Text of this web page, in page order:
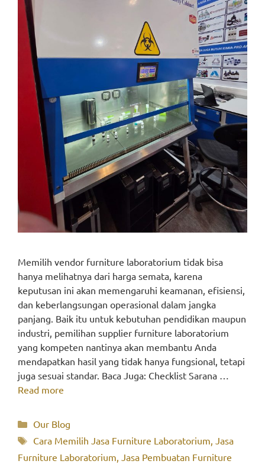
Memilih vendor furniture laboratorium tidak bisa
hanya melihatnya dari harga semata, karena
keputusan ini akan memengaruhi keamanan, efisiensi,
dan keberlangsungan operasional dalam jangka
panjang. Baik itu untuk kebutuhan pendidikan maupun
industri, pemilihan supplier furniture laboratorium
yang kompeten nantinya akan membantu Anda
mendapatkan hasil yang tidak hanya fungsional, tetapi
juga sesuai standar. Baca Juga: Checklist Sarana …
Read more
Categories
Our Blog
Tags
Cara Memilih Jasa Furniture Laboratorium, Jasa
Furniture Laboratorium, Jasa Pembuatan Furniture